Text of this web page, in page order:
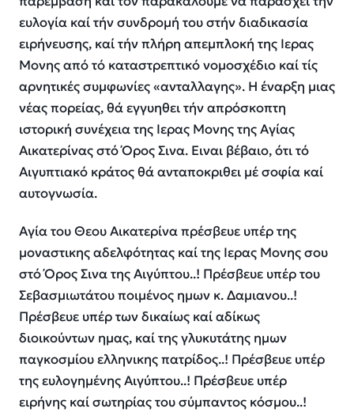
ευλογία καί τήν συνδρομή του στήν διαδικασία
ειρήνευσης, καί τήν πλήρη απεμπλοκή της Ιερας
Μονης από τό καταστρεπτικό νομοσχέδιο καί τίς
αρνητικές συμφωνίες «ανταλλαγης». Η έναρξη μιας
νέας πορείας, θά εγγυηθει τήν απρόσκοπτη
ιστορική συνέχεια της Ιερας Μονης της Αγίας
Αικατερίνας στό Όρος Σινα. Ειναι βέβαιο, ότι τό
Αιγυπτιακό κράτος θά ανταποκριθει μέ σοφία καί
αυτογνωσία.
Αγία του Θεου Αικατερίνα πρέσβευε υπέρ της
μοναστικης αδελφότητας καί της Ιερας Μονης σου
στό Όρος Σινα της Αιγύπτου..! Πρέσβευε υπέρ του
Σεβασμιωτάτου ποιμένος ημων κ. Δαμιανου..!
Πρέσβευε υπέρ των δικαίως καί αδίκως
διοικούντων ημας, καί της γλυκυτάτης ημων
παγκοσμίου ελληνικης πατρίδος..! Πρέσβευε υπέρ
της ευλογημένης Αιγύπτου..! Πρέσβευε υπέρ
ειρήνης καί σωτηρίας του σύμπαντος κόσμου..!